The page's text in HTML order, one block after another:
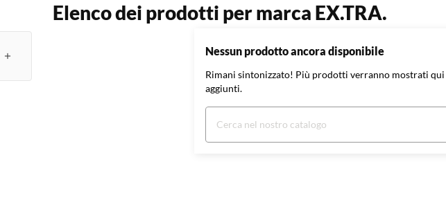
Elenco dei prodotti per marca EX.TRA.
Nessun prodotto ancora disponibile
Rimani sintonizzato! Più prodotti verranno mostrati qui
aggiunti.